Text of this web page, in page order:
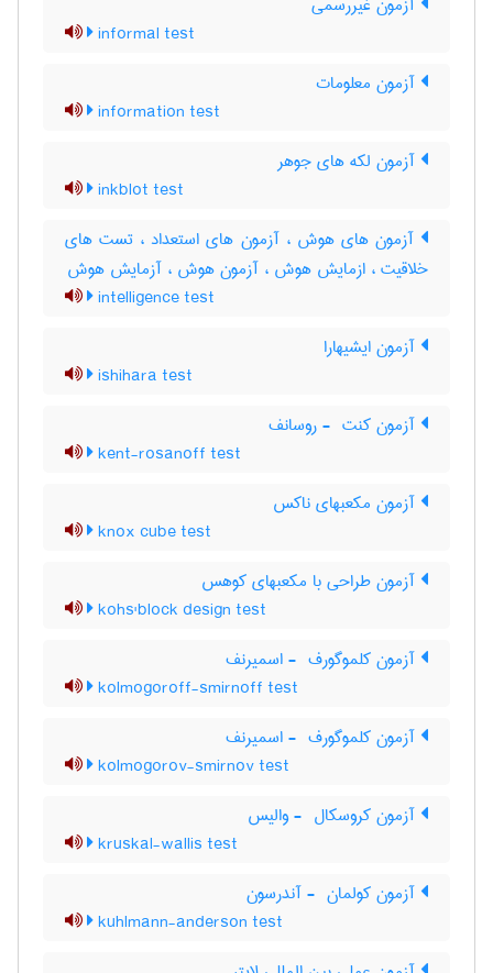
informal test
آزمون معلومات
information test
آزمون لکه های جوهر
inkblot test
آزمون های هوش ، آزمون های استعداد ، تست های
خلاقیت ، ازمایش هوش ، آزمون هوش ، آزمایش هوش
intelligence test
آزمون ایشیهارا
ishihara test
آزمون کنت ‎ - روسانف
kent-rosanoff test
آزمون مکعبهای ناکس
knox cube test
آزمون طراحی با مکعبهای کوهس
kohs'block design test
آزمون کلموگورف ‎ - اسمیرنف
kolmogoroff-smirnoff test
آزمون کلموگورف ‎ - اسمیرنف
kolmogorov-smirnov test
آزمون کروسکال ‎ - والیس
kruskal-wallis test
آزمون کولمان ‎ - آندرسون
kuhlmann-anderson test